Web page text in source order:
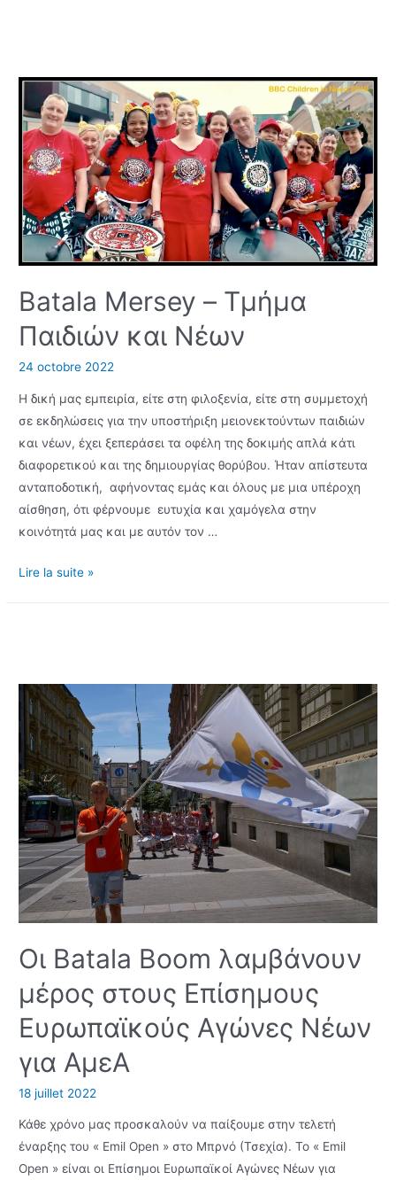
άτομα
προβλήματα
ακοής
Batala Mersey – Τμήμα
Παιδιών και Νέων
24 octobre 2022
Η δική μας εμπειρία, είτε στη φιλοξενία, είτε στη συμμετοχή
σε εκδηλώσεις για την υποστήριξη μειονεκτούντων παιδιών
και νέων, έχει ξεπεράσει τα οφέλη της δοκιμής απλά κάτι
διαφορετικού και της δημιουργίας θορύβου. Ήταν απίστευτα
ανταποδοτική, αφήνοντας εμάς και όλους με μια υπέροχη
αίσθηση, ότι φέρνουμε ευτυχία και χαμόγελα στην
κοινότητά μας και με αυτόν τον …
Batala
και
Νέων
Lire la suite »
Οι Batala Boom λαμβάνουν
μέρος στους Επίσημους
Ευρωπαϊκούς Αγώνες Νέων
για ΑμεΑ
18 juillet 2022
Κάθε χρόνο μας προσκαλούν να παίξουμε στην τελετή
έναρξης του « Emil Open » στο Μπρνό (Τσεχία). Το « Emil
Open » είναι οι Επίσημοι Ευρωπαϊκοί Αγώνες Νέων για